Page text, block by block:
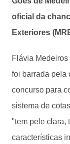
oficial da
Exteriores
Flávia
foi barrada pela
concurso para
sistema de
"tem pele clara,
características